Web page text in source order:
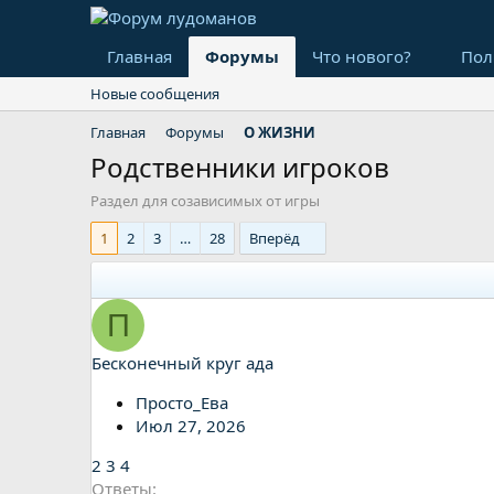
Главная Форумы Что нового?
Новые сообщения
Главная
Форумы О ЖИЗНИ
Родственники игроков
Раздел для созависимых от игры
1
2 3 … 28 Вперёд
П
Бесконечный круг ада
Просто_Ева
Июл 27, 2026
2 3 4
Ответы